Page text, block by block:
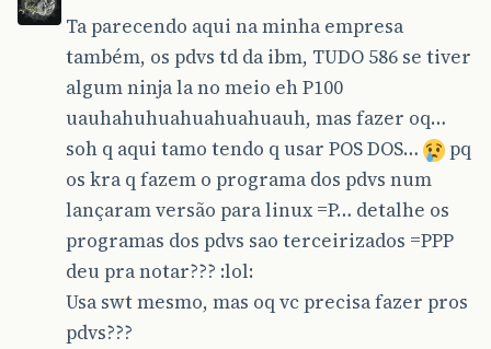
Ta parecendo aqui na minha empresa
também, os pdvs td da ibm, TUDO 586 se tiver
algum ninja la no meio eh P100
uauhahuhuahuahuahuauh, mas fazer oq…
soh q aqui tamo tendo q usar POS DOS…
pq
os kra q fazem o programa dos pdvs num
lançaram versão para linux =P… detalhe os
programas dos pdvs sao terceirizados =PPP
deu pra notar??? :lol:
Usa swt mesmo, mas oq vc precisa fazer pros
pdvs???